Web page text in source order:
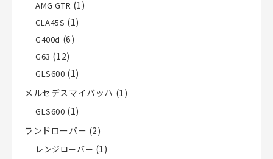
AMG GTR (1)
CLA45S (1)
G400d (6)
G63 (12)
GLS600 (1)
メルセデスマイバッハ (1)
GLS600 (1)
ランドローバー (2)
レンジローバー (1)